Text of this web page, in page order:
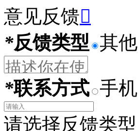
意见反馈
*反馈类型 其他
*联系方式 手机
请选择反馈类型